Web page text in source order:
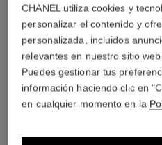
CHANEL utiliza cookies y
personalizar el contenido y
personalizada, incluidos
relevantes en nuestro sitio
Puedes gestionar tus
información haciendo clic en
en cualquier momento en la